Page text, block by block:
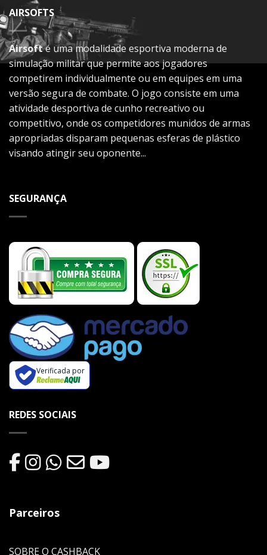
AIRSOFTS
Airsofté uma modalidade esportiva moderna de
simulação militar que permite aos jogadores
competirem individualmente ou em equipes em uma
versão segura de combate. O jogo consiste em uma
atividade desportiva de cunho recreativo ou
competitivo, onde os competidores munidos de armas
apropriadas disparam pequenas esferas de plástico
visando atingir seu oponente...
SEGURANÇA
Verificada por
REDES SOCIAIS
Parceiros
SOBRE O CASHBACK